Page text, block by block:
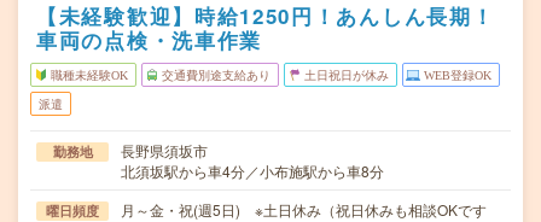
【未経験歓迎】時給1250円！あんしん長期！
車両の点検・洗車作業
職種未経験OK 交通費別途支給あり 土日祝日が休み WEB登録OK
派遣
勤務地
長野県須坂市
北須坂駅から車4分／小布施駅から車8分
曜日頻度
月～金・祝(週5日) ※土日休み（祝日休みも相談OKです